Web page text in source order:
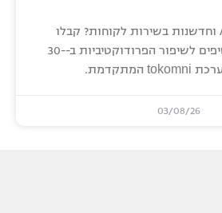
כיצד להטמיע AI וחדשנות בשירות לקוחות? קבלו
צ'קליסט מעשי וטיפים לשיפור הפרודוקטיביות ב-30-
03/08/26